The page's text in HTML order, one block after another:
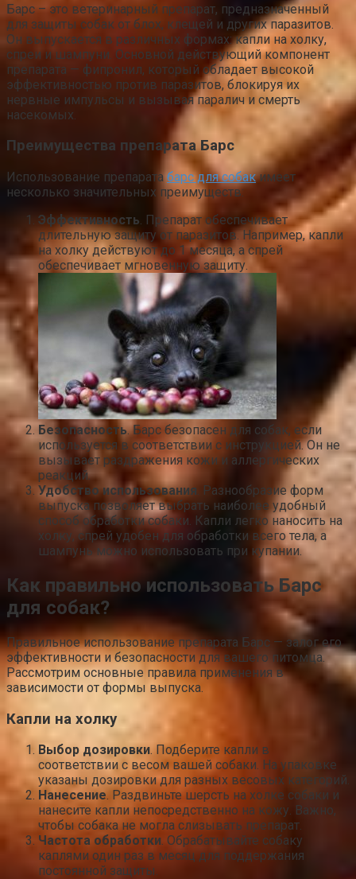
Барс – это ветеринарный препарат, предназначенный
для защиты собак от блох, клещей и других паразитов.
Он выпускается в различных формах: капли на холку,
спреи и шампуни. Основной действующий компонент
препарата — фипронил, который обладает высокой
эффективностью против паразитов, блокируя их
нервные импульсы и вызывая паралич и смерть
насекомых.
Преимущества препарата Барс
Использование препарата барс для собакимеет
несколько значительных преимуществ:
Эффективность. Препарат обеспечивает
длительную защиту от паразитов. Например, капли
на холку действуют до 1 месяца, а спрей
обеспечивает мгновенную защиту.
Безопасность. Барс безопасен для собак, если
используется в соответствии с инструкцией. Он не
вызывает раздражения кожи и аллергических
реакций.
Удобство использования. Разнообразие форм
выпуска позволяет выбрать наиболее удобный
способ обработки собаки. Капли легко наносить на
холку, спрей удобен для обработки всего тела, а
шампунь можно использовать при купании.
Как правильно использовать Барс
для собак?
Правильное использование препарата Барс — залог его
эффективности и безопасности для вашего питомца.
Рассмотрим основные правила применения в
зависимости от формы выпуска.
Капли на холку
Выбор дозировки. Подберите капли в
соответствии с весом вашей собаки. На упаковке
указаны дозировки для разных весовых категорий.
Нанесение. Раздвиньте шерсть на холке собаки и
нанесите капли непосредственно на кожу. Важно,
чтобы собака не могла слизывать препарат.
Частота обработки. Обрабатывайте собаку
каплями один раз в месяц для поддержания
постоянной защиты.